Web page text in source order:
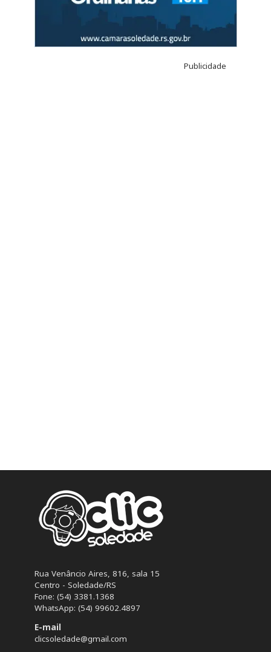
Publicidade
Rua Venâncio Aires, 816, sala 15
Centro - Soledade/RS
Fone: (54) 3381.1368
WhatsApp: (54) 99602.4897
E-mail
clicsoledade@gmail.com